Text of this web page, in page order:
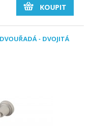
KOUPIT
- DVOJITÁ